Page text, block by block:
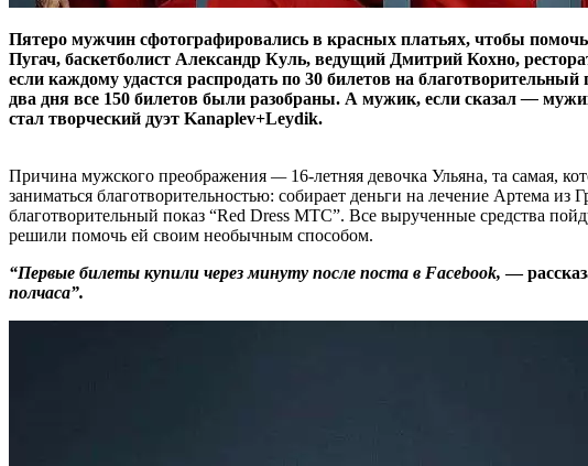
Пятеро мужчин сфотографировались в красных платьях, чтобы
Пугач, баскетболист Александр Куль, ведущий Дмитрий Кохно,
если каждому удастся распродать по 30 билетов на
два дня все 150 билетов были разобраны. А мужик, если сказал—
стал творческий дуэт Kanaplev+Leydik.
Причина мужского преображения —16-летняя девочка Ульяна, та самая,
заниматься благотворительностью: собирает деньги на лечение Артема
благотворительный показ “Red Dress МТС”. Все вырученные средства
решили помочь ей своим необычным способом.
“Первые билеты купили через минуту после поста в Facebook,—
полчаса”.